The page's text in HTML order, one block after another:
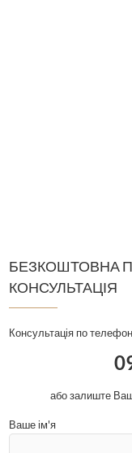
БЕЗКОШТОВНА
КОНСУЛЬТАЦІЯ
Консультація по
або залиште
Ваше ім'я